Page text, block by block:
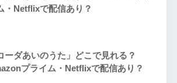
・Netflixで配信あり？
ーダあいのうた」どこで見れる？
プライム・Netflixで配信あり？